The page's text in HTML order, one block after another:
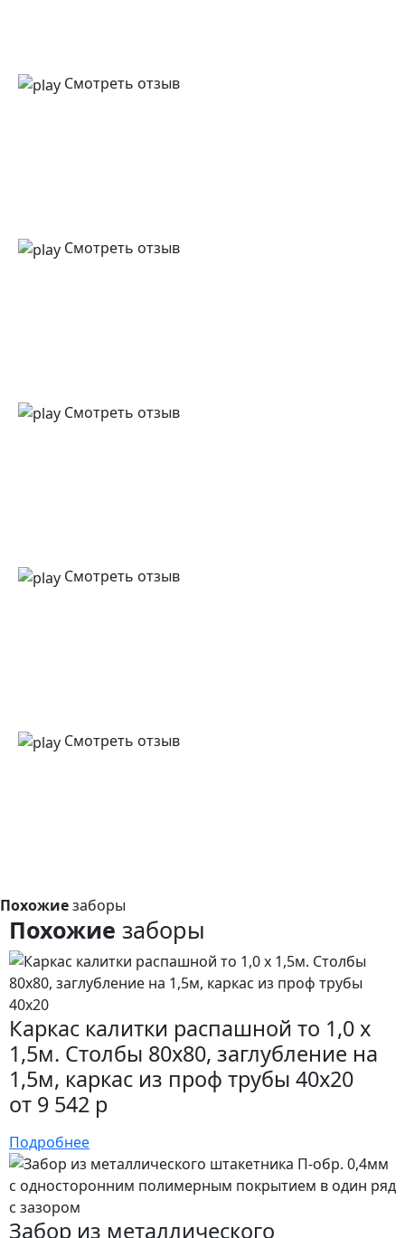
Смотреть отзыв
Смотреть отзыв
Смотреть отзыв
Смотреть отзыв
Смотреть отзыв
Похожиезаборы
Похожие заборы
Каркас калитки распашной то 1,0 x
1,5м. Столбы 80х80, заглубление на
1,5м, каркас из проф трубы 40х20
от 9 542 р
Подробнее
Забор из металлического